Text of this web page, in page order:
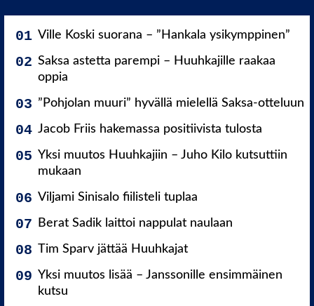
Ville Koski suorana – ”Hankala ysikymppinen”
Saksa astetta parempi – Huuhkajille raakaa
oppia
”Pohjolan muuri” hyvällä mielellä Saksa-otteluun
Jacob Friis hakemassa positiivista tulosta
Yksi muutos Huuhkajiin – Juho Kilo kutsuttiin
mukaan
Viljami Sinisalo fiilisteli tuplaa
Berat Sadik laittoi nappulat naulaan
Tim Sparv jättää Huuhkajat
Yksi muutos lisää – Janssonille ensimmäinen
kutsu